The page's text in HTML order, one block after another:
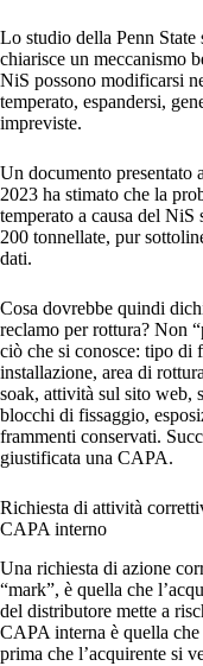
Lo studio della Penn
chiarisce un meccanismo
NiS possono modificarsi
temperato, espandersi,
impreviste.
Un documento presentato
2023 ha stimato che la
temperato a causa del
200 tonnellate, pur
dati.
Cosa dovrebbe quindi
reclamo per rottura? Non
ciò che si conosce: tipo di
installazione, area di
soak, attività sul sito web,
blocchi di fissaggio,
frammenti conservati.
giustificata una CAPA.
Richiesta di attività
CAPA interno
Una richiesta di azione
“mark”, è quella che
del distributore mette a
CAPA interna è quella
prima che l’acquirente si